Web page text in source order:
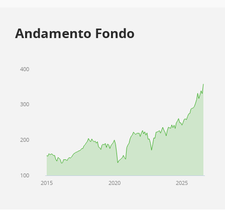
Andamento Fondo
2020
2015 2025
100
200
300
400